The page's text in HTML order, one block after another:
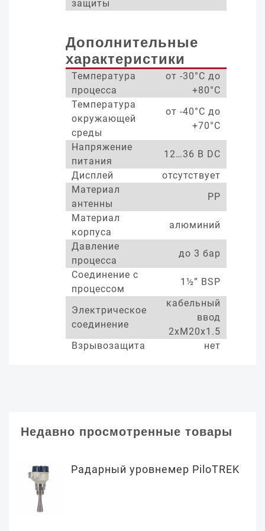
защиты
Дополнительные
характеристики
Температура
процесса
от -30°С до
+80°С
Температура
окружающей
среды
от -40°С до
+70°С
Напряжение
питания
12…36 В DC
Дисплей
отсутствует
Материал
антенны
PP
Материал
корпуса
алюминий
Давление
процесса
до 3 бар
Соединение с
процессом
1½” BSP
Электрическое
соединение
кабельный
ввод
2xM20x1.5
Взрывозащита
нет
Недавно просмотренные товары
Радарный уровнемер PiloTREK